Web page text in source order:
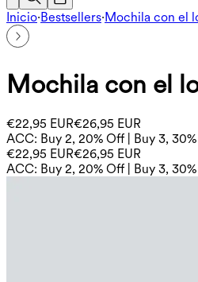
Inicio·Bestsellers·Mochila con el
Mochila con el
€22,95 EUR€26,95 EUR
ACC: Buy 2, 20% Off | Buy 3,
€22,95 EUR€26,95 EUR
ACC: Buy 2, 20% Off | Buy 3,